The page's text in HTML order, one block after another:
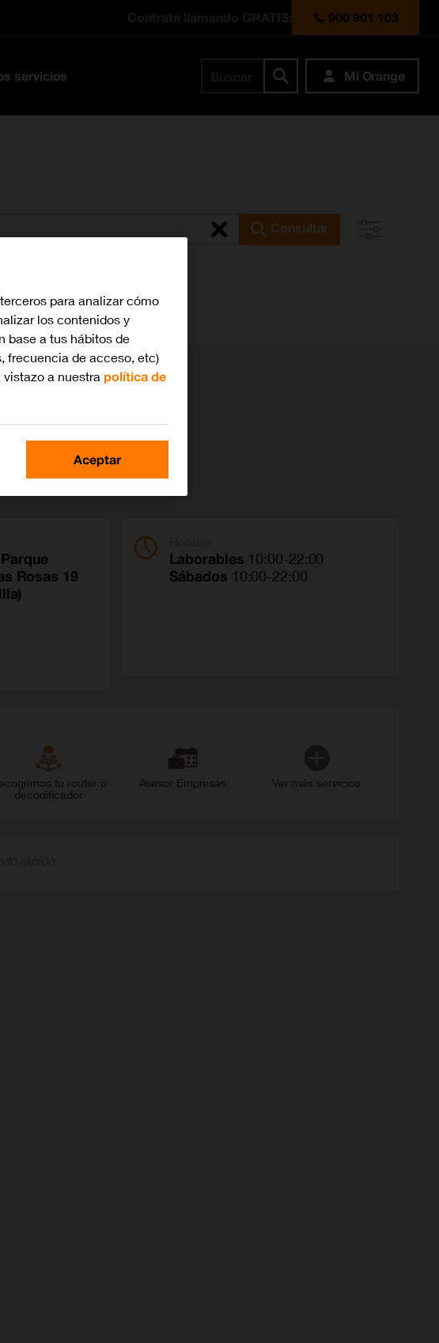
900 901 103
servicios Buscar Mi Orange
Consultar
Rosas 19
Laborables 10:00-22:00
Sábados 10:00-22:00
tu router o
decodificador
Asesor Empresas Ver más servicios
para analizar cómo
los contenidos y
base a tus hábitos de
frecuencia de acceso, etc)
vistazo a nuestrapolítica de
Aceptar